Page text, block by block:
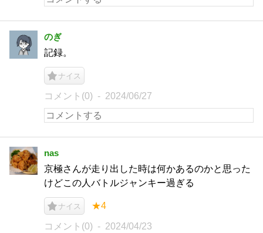
のぎ
記録。
ナイス
コメント(0) 2024/06/27
nas
京極さんが走り出した時は何かあるのかと思った
けどこの人バトルジャンキー過ぎる
ナイス ★4
コメント(0) 2024/04/23